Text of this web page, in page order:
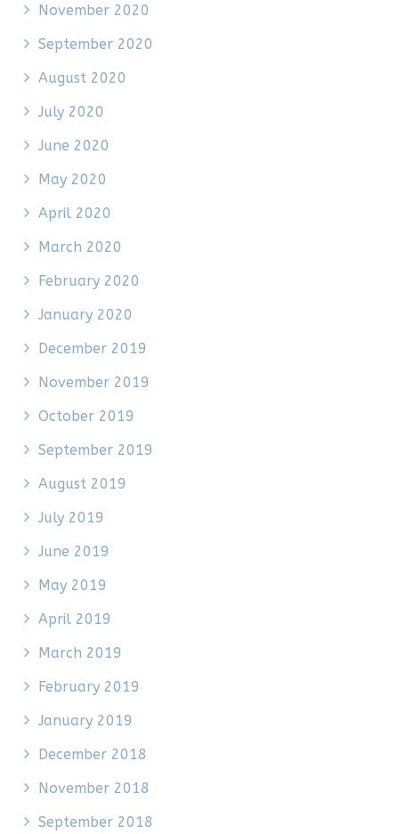
November 2020
September 2020
August 2020
July 2020
June 2020
May 2020
April 2020
March 2020
February 2020
January 2020
December 2019
November 2019
October 2019
September 2019
August 2019
July 2019
June 2019
May 2019
April 2019
March 2019
February 2019
January 2019
December 2018
November 2018
September 2018